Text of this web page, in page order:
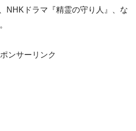
、NHKドラマ『精霊の守り人』、な
ンサーリンク